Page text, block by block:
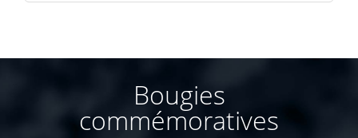
Bougies
commémoratives